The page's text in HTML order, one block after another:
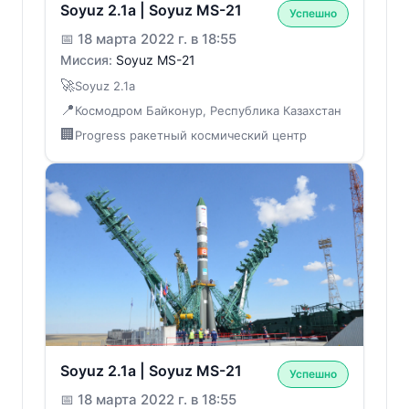
Soyuz 2.1a | Soyuz MS-21 Успешно
📅 18 марта 2022 г. в 18:55
Миссия: Soyuz MS-21
🚀Soyuz 2.1a
📍Космодром Байконур, Республика Казахстан
🏢 Progress ракетный космический центр
Soyuz 2.1a | Soyuz MS-21 Успешно
📅 18 марта 2022 г. в 18:55